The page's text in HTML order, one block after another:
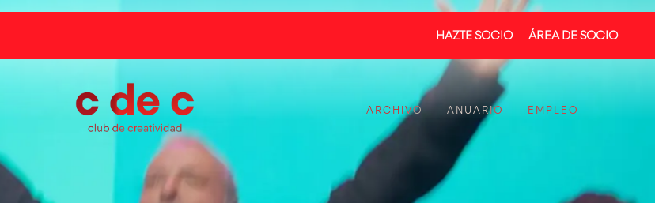
HAZTE SOCIO ÁREA DE SOCIO
ARCHIVO ANUARIO EMPLEO